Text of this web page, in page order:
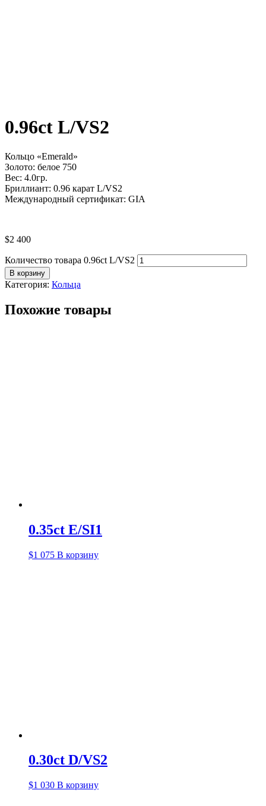
0.96ct L/VS2
Кольцо «Emerald»
Золото: белое 750
Вес: 4.0гр.
Бриллиант: 0.96 карат L/VS2
Международный сертификат: GIA
$2 400
Количество товара 0.96ct L/VS2
В корзину
Категория: Кольца
Похожие товары
0.35ct E/SI1
$1 075 В корзину
0.30ct D/VS2
$1 030 В корзину